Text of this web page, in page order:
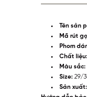
Tên sản
Mã rút
Phom
Chất liệu:
Màu sắc:
Size: 29/
Sản xuất: